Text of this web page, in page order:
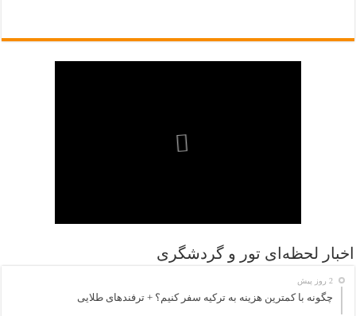
اخبار لحظه‌ای تور و گردشگری
2 روز پیش
چگونه با کمترین هزینه به ترکیه سفر کنیم؟ + ترفندهای طلایی